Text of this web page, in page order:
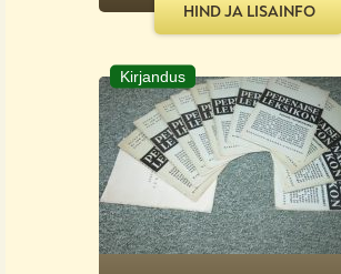
HIND JA LISAINFO
Kirjandus